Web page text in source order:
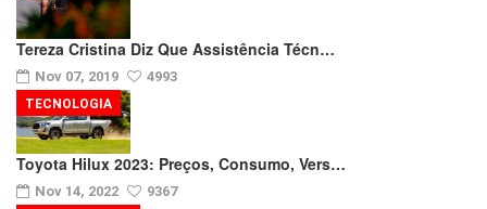
Tereza Cristina Diz Que Assistência Técn…
Nov 07, 2019 4993
Toyota Hilux 2023: Preços, Consumo, Vers…
Nov 14, 2022 9367
TECNOLOGIA